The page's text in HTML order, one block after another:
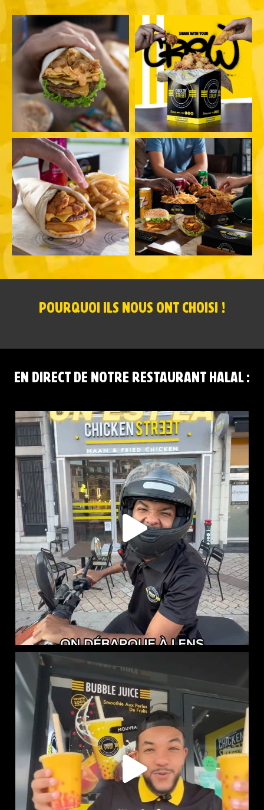
POURQUOI ILS NOUS ONT CHOISI !
EN DIRECT DE NOTRE RESTAURANT HALAL :
CHICKEN STREET LENS EST LÀ
12 Place...
44 37
NOUVEAUTÉ CHEZ CHICKEN STREET
...
46 0